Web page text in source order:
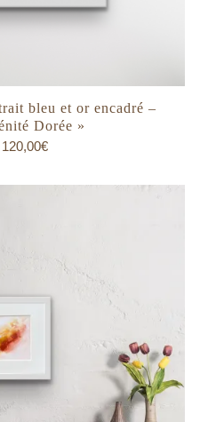
bleu et or encadré –
Dorée »
120,00€